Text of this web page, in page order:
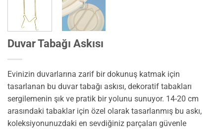
Duvar Tabağı Askısı
Evinizin duvarlarına zarif bir dokunuş katmak için
tasarlanan bu duvar tabağı askısı, dekoratif tabakları
sergilemenin şık ve pratik bir yolunu sunuyor. 14-20 cm
arasındaki tabaklar için özel olarak tasarlanmış bu askı,
koleksiyonunuzdaki en sevdiğiniz parçaları güvenle